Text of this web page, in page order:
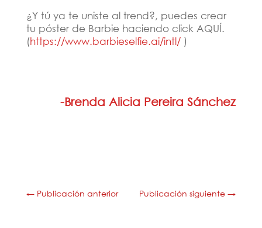
¿Y tú ya te uniste al trend?, puedes crear
tu póster de Barbie haciendo click AQUÍ.
(https://www.barbieselfie.ai/intl/)
-Brenda Alicia Pereira Sánchez
← Publicación anterior Publicación siguiente →